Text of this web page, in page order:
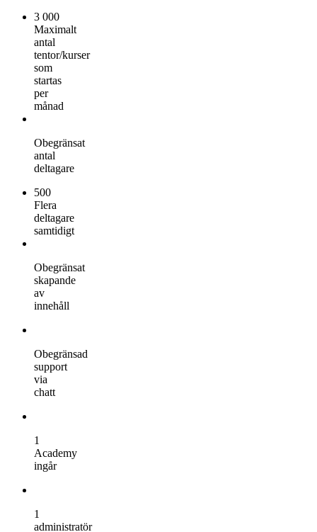
3 000
Maximalt
antal
tentor/kurser
som
startas
per
månad
Obegränsat
antal
deltagare
500
Flera
deltagare
samtidigt
Obegränsat
skapande
av
innehåll
Obegränsad
support
via
chatt
1
Academy
ingår
1
administratör